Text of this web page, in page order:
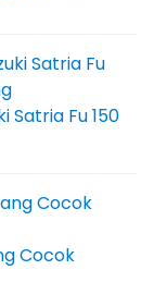
Satria Fu 150
Cocok